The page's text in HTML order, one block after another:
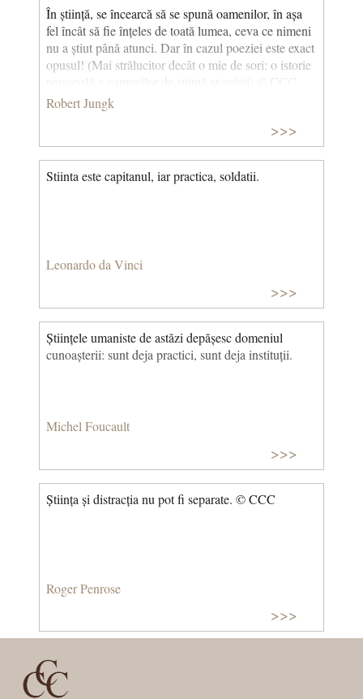
În știință, se încearcă să se spună oamenilor, în așa
fel încât să fie înțeles de toată lumea, ceva ce nimeni
nu a știut până atunci. Dar în cazul poeziei este exact
opusul! (Mai strălucitor decât o mie de sori: o istorie
Robert Jungk
>>>
Stiinta este capitanul, iar practica, soldatii.
Leonardo da Vinci
>>>
Științele umaniste de astăzi depășesc domeniul
cunoașterii: sunt deja practici, sunt deja instituții.
Michel Foucault
>>>
Știința și distracția nu pot fi separate. © CCC
Roger Penrose
>>>